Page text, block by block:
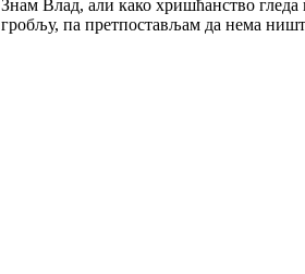
Знам Влад, али како хришћанство
гробљу, па претпостављам да нема